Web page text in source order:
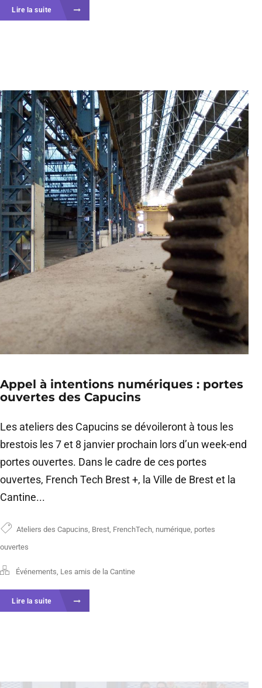
Lire la suite
Appel à intentions numériques : portes
ouvertes des Capucins
Les ateliers des Capucins se dévoileront à tous les
brestois les 7 et 8 janvier prochain lors d’un week-end
portes ouvertes. Dans le cadre de ces portes
ouvertes, French Tech Brest +, la Ville de Brest et la
Cantine...
Ateliers des Capucins Brest FrenchTech numérique portes
ouvertes
Événements Les amis de la Cantine
Lire la suite